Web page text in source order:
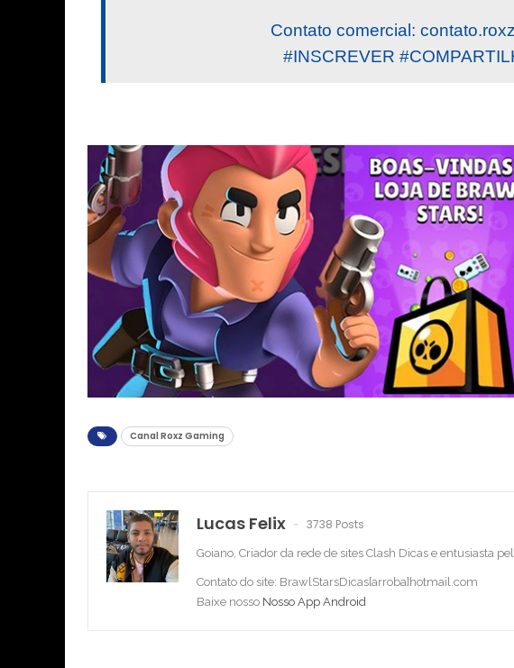
Contato comercial:
#INSCREVER
Canal Roxz Gaming
Lucas Felix 3738 Posts
Goiano, Criador da rede de sites Clash Dicas e entusiasta
Contato do site: BrawlStarsDicas[arroba]hotmail.com
Baixe nosso Nosso App Android